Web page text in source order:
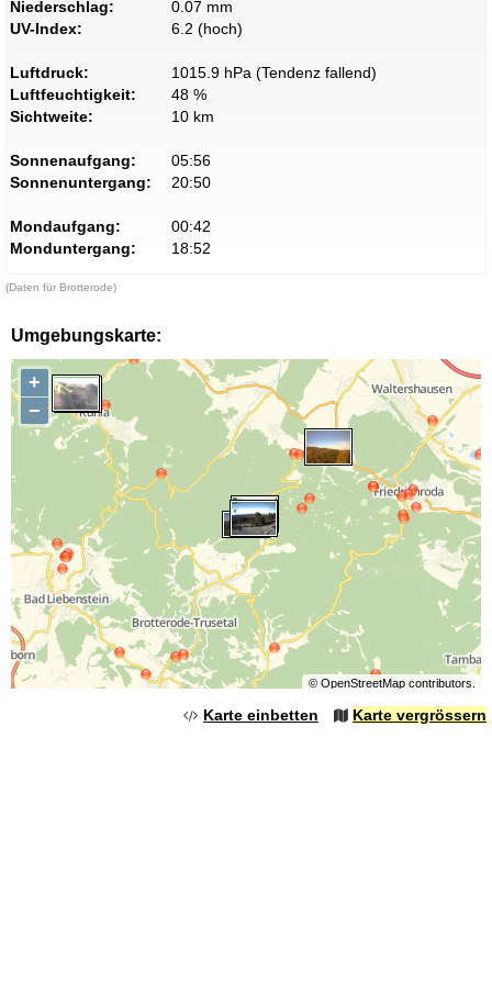
Niederschlag:
0.07 mm
UV-Index:
6.2 (hoch)
Luftdruck:
1015.9 hPa (Tendenz fallend)
Luftfeuchtigkeit:
48 %
Sichtweite:
10 km
Sonnenaufgang:
05:56
Sonnenuntergang:
20:50
Mondaufgang:
00:42
Monduntergang:
18:52
(Daten für Brotterode)
Umgebungskarte:
+
−
© OpenStreetMapcontributors.
Karte einbetten Karte vergrössern